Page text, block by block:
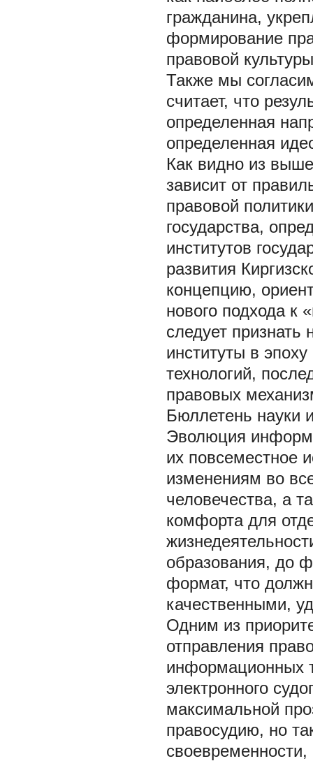
гражданина,
формирование
правовой
Также мы
считает, что
определенная
определенная
Как видно из
зависит от
правовой
государства,
институтов
развития
концепцию,
нового подхода к
следует признать
институты в
технологий,
правовых
Бюллетень науки
Эволюция
их повсеместное
изменениям во
человечества, а
комфорта для
образования, до
формат, что
качественными,
Одним из
отправления
информационных
электронного
максимальной
правосудию, но
своевременности,